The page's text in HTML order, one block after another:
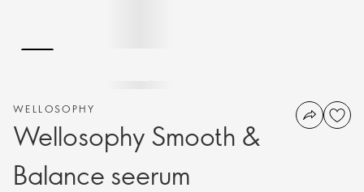
WELLOSOPHY
Wellosophy Smooth &
Balance seerum